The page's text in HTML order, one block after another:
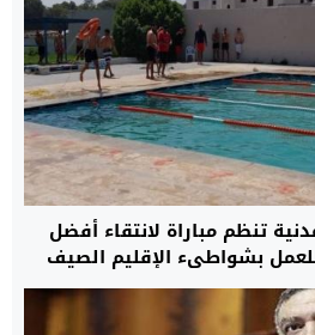
تنظم مباراة لانتقاء أفضل
بشواطىء الإقليم الصيف
القادم